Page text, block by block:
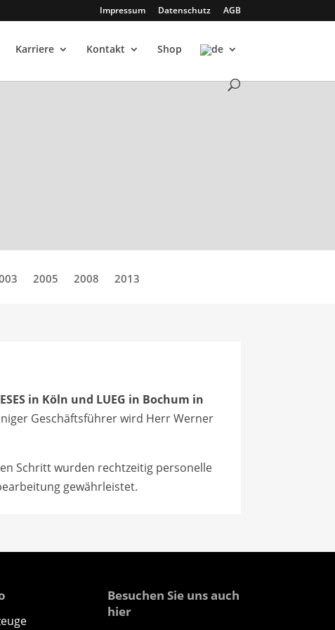
Impressum Datenschutz AGB
Karriere Kontakt Shop
2005 2008 2013
in Köln und LUEG in Bochum in
Geschäftsführer wird Herr Werner
Schritt wurden rechtzeitig personelle
gewährleistet.
Besuchen Sie uns auch
hier